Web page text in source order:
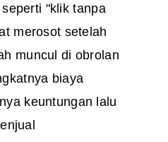
"klik tanpa
merosot setelah
muncul di obrolan
biaya
keuntungan lalu